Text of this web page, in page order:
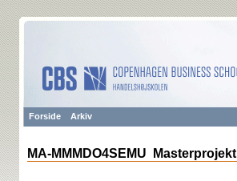
Forside Arkiv
MA-MMMDO4SEMU Masterprojekt